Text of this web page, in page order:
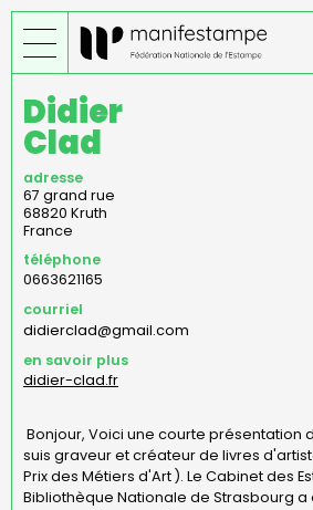
Aller
au
contenu
principal
Didier
Clad
adresse
67 grand rue
68820 Kruth
France
téléphone
0663621165
courriel
didierclad@gmail.com
en savoir plus
didier-clad.fr
Bonjour, Voici une courte présentation
suis graveur et créateur de livres
Prix des Métiers d'Art ). Le Cabinet des
Bibliothèque Nationale de Strasbourg a